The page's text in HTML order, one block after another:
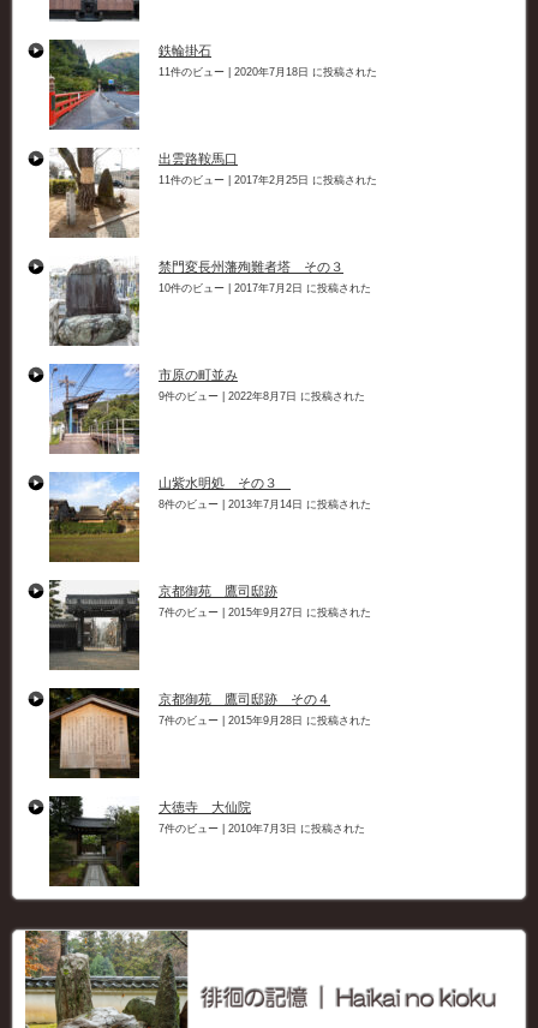
鉄輪掛石
11件のビュー 2020年7月18日 に投稿された
出雲路鞍馬口
11件のビュー 2017年2月25日 に投稿された
禁門変長州藩殉難者塔 その３
10件のビュー 2017年7月2日 に投稿された
市原の町並み
9件のビュー 2022年8月7日 に投稿された
山紫水明処 その３
8件のビュー 2013年7月14日 に投稿された
京都御苑 鷹司邸跡
7件のビュー 2015年9月27日 に投稿された
京都御苑 鷹司邸跡 その４
7件のビュー 2015年9月28日 に投稿された
大徳寺 大仙院
7件のビュー 2010年7月3日 に投稿された